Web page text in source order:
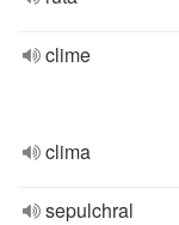
clime
clima
sepulchral